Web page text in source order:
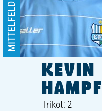
KEVIN
HAMPF
MITTELFELD
Trikot: 2